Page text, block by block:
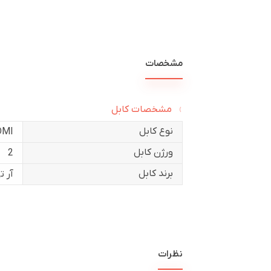
مشخصات
مشخصات کابل
نوع کابل
ورژن کابل
2
برند کابل
آر
نظرات